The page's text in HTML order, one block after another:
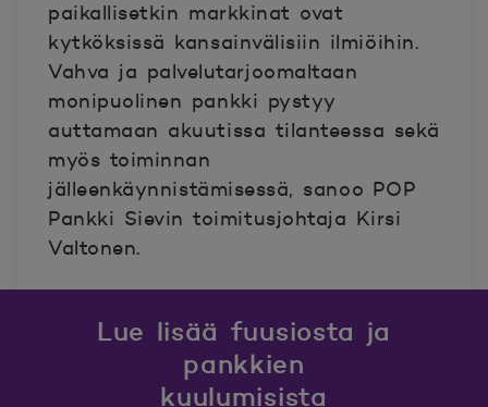
paikallisetkin markkinat ovat
kytköksissä kansainvälisiin ilmiöihin.
Vahva ja palvelutarjoomaltaan
monipuolinen pankki pystyy
auttamaan akuutissa tilanteessa sekä
myös toiminnan
jälleenkäynnistämisessä, sanoo POP
Pankki Sievin toimitusjohtaja Kirsi
Valtonen.
Lue lisää fuusiosta ja
pankkien
kuulumisista